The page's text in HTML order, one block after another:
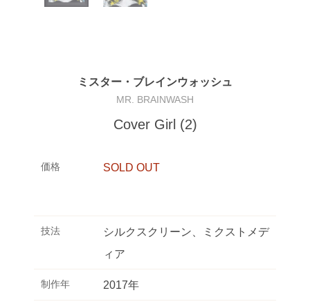
ミスター・ブレインウォッシュ
MR. BRAINWASH
Cover Girl (2)
価格 SOLD OUT
技法
シルクスクリーン、ミクストメデ
ィア
制作年 2017年